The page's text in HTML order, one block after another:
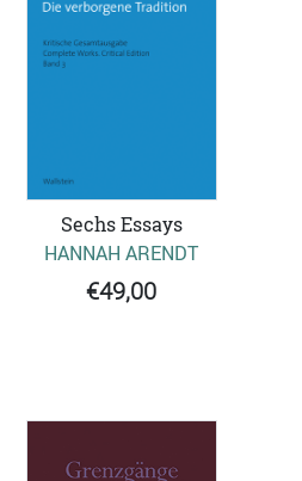
Sechs Essays
HANNAH ARENDT
€49,00